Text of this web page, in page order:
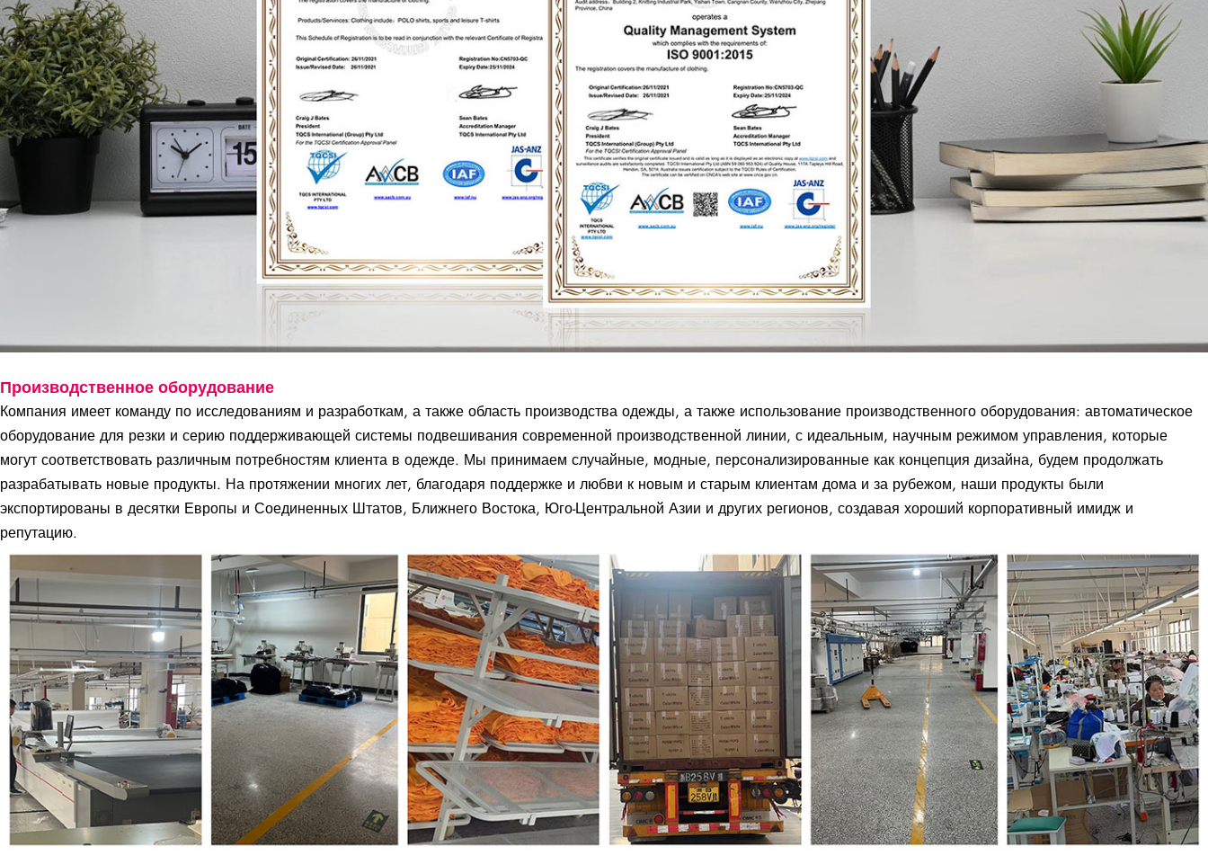
Производственное оборудование
Компания имеет команду по исследованиям и разработкам, а также область производства одежды, а также использование производственного оборудования: автоматическое
оборудование для резки и серию поддерживающей системы подвешивания современной производственной линии, с идеальным, научным режимом управления, которые
могут соответствовать различным потребностям клиента в одежде. Мы принимаем случайные, модные, персонализированные как концепция дизайна, будем продолжать
разрабатывать новые продукты. На протяжении многих лет, благодаря поддержке и любви к новым и старым клиентам дома и за рубежом, наши продукты были
экспортированы в десятки Европы и Соединенных Штатов, Ближнего Востока, Юго-Центральной Азии и других регионов, создавая хороший корпоративный имидж и
репутацию.